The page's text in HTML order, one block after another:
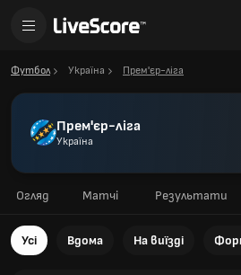
Футбол Україна Прем'єр-ліга
Прем'єр-ліга
Україна
Огляд Матчі Результати
Усі Вдома На виїзді